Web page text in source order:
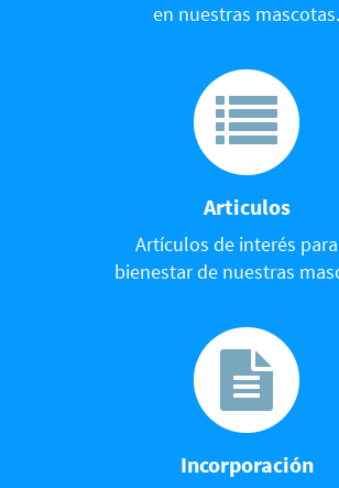
en nuestras mascotas.
Articulos
Artículos de interés
bienestar de nuestras
Incorporación